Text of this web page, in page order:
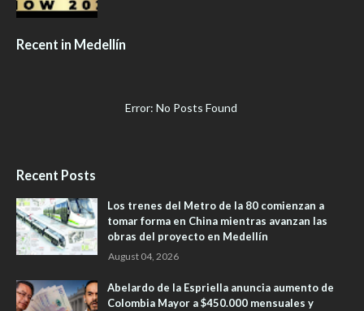
Recent in Medellín
Error: No Posts Found
Recent Posts
Los trenes del Metro de la 80 comienzan a
tomar forma en China mientras avanzan las
obras del proyecto en Medellín
August 04, 2026
Abelardo de la Espriella anuncia aumento de
Colombia Mayor a $450.000 mensuales y